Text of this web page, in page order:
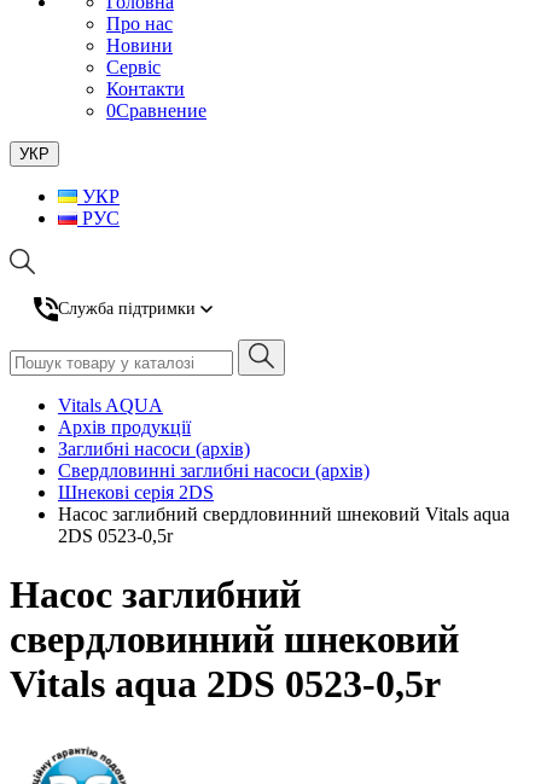
Про нас
Новини
Сервіс
Контакти
0Сравнение
УКР
УКР
РУС
Служба підтримки
Vitals AQUA
Архів продукції
Заглибні насоси (архів)
Свердловинні заглибні насоси (архів)
Шнекові серія 2DS
Насос заглибний свердловинний шнековий Vitals aqua
2DS 0523-0,5r
Насос заглибний
свердловинний шнековий
Vitals aqua 2DS 0523-0,5r